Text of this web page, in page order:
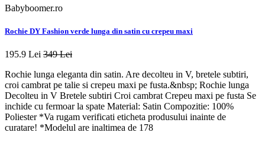
Babyboomer.ro
Rochie DY Fashion verde lunga din satin cu crepeu maxi
195.9 Lei 349 Lei
Rochie lunga eleganta din satin. Are decolteu in V, bretele subtiri,
croi cambrat pe talie si crepeu maxi pe fusta.&nbsp; Rochie lunga
Decolteu in V Bretele subtiri Croi cambrat Crepeu maxi pe fusta Se
inchide cu fermoar la spate Material: Satin Compozitie: 100%
Poliester *Va rugam verificati eticheta produsului inainte de
curatare! *Modelul are inaltimea de 178